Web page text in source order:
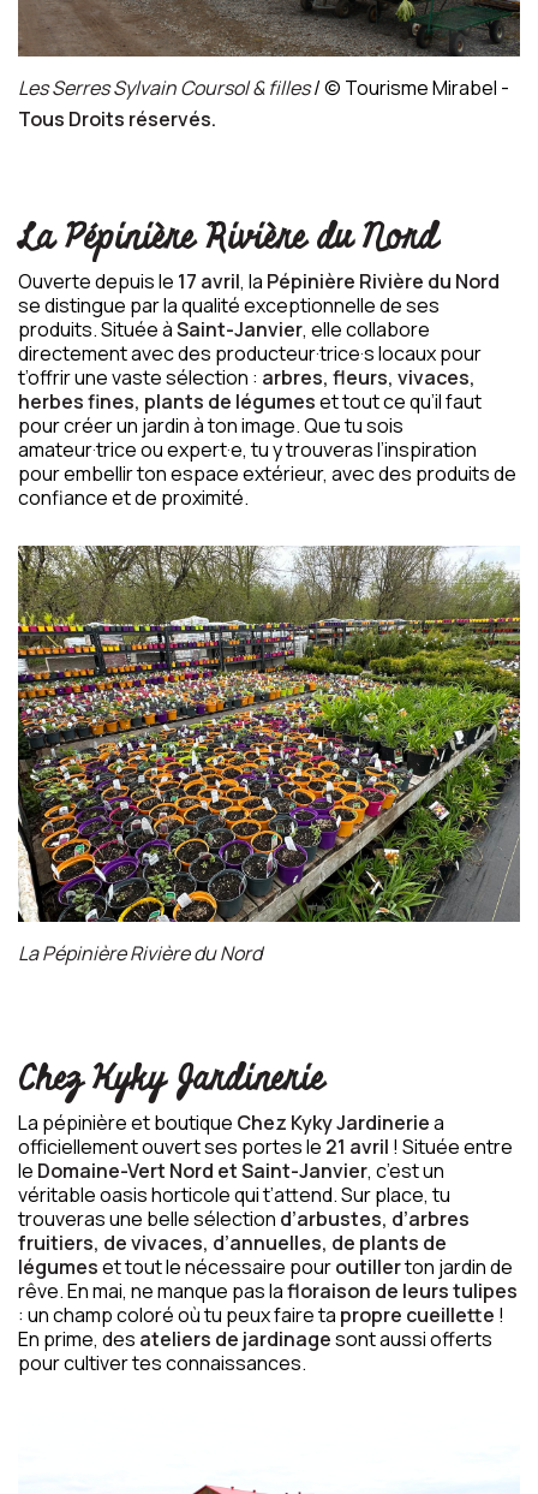
Les Serres Sylvain Coursol & filles/ © Tourisme Mirabel -
Tous Droits réservés.
La Pépinière Rivière du Nord
Ouverte depuis le 17 avril, la Pépinière Rivière du Nord
se distingue par la qualité exceptionnelle de ses
produits. Située àSaint-Janvier, elle collabore
directement avec des producteur·trice·s locaux pour
t’offrir une vaste sélection : arbres, fleurs, vivaces,
herbes fines, plants de légumeset tout ce qu’il faut
pour créer un jardin à ton image. Que tu sois
amateur·trice ou expert·e, tu y trouveras l’inspiration
pour embellir ton espace extérieur, avec des produits de
confiance et de proximité.
La Pépinière Rivière du Nord
Chez Kyky Jardinerie
La pépinière et boutique Chez Kyky Jardineriea
officiellement ouvert ses portes le 21 avril ! Située entre
le Domaine-Vert Nord et Saint-Janvier, c’est un
véritable oasis horticole qui t’attend. Sur place, tu
trouveras une belle sélection d’arbustes, d’arbres
fruitiers, de vivaces, d’annuelles, de plants de
légumeset tout le nécessaire pouroutillerton jardin de
rêve. En mai, ne manque pas lafloraison de leurs tulipes
: un champ coloré où tu peux faire ta propre cueillette !
En prime, des ateliers de jardinagesont aussi offerts
pour cultiver tes connaissances.